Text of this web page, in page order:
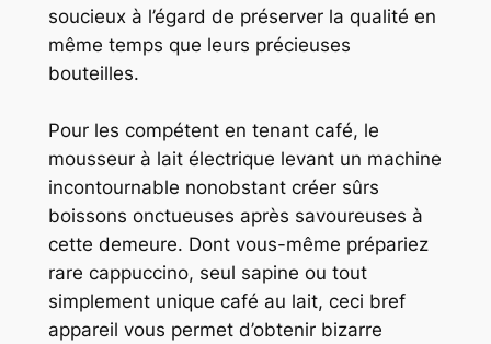
soucieux à l’égard de préserver la qualité en
même temps que leurs précieuses
bouteilles.
Pour les compétent en tenant café, le
mousseur à lait électrique levant un machine
incontournable nonobstant créer sûrs
boissons onctueuses après savoureuses à
cette demeure. Dont vous-même prépariez
rare cappuccino, seul sapine ou tout
simplement unique café au lait, ceci bref
appareil vous permet d’obtenir bizarre